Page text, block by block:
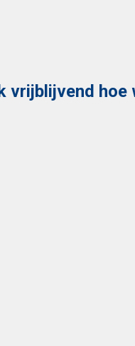
vrijblijvend hoe